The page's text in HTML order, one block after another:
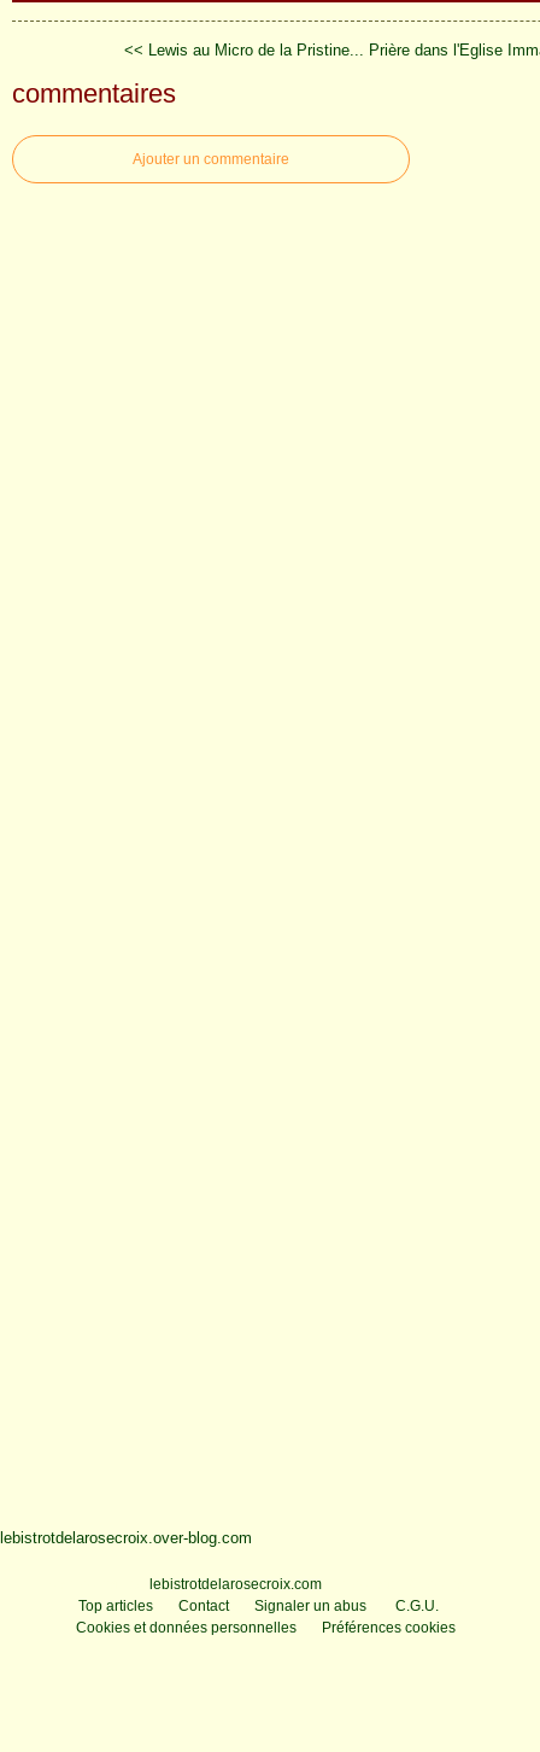
<< Lewis au Micro de la Pristine... Prière dans l'Eglise
commentaires
Ajouter un commentaire
lebistrotdelarosecroix.over-blog.com
lebistrotdelarosecroix.com
Top articles
Contact Signaler un abus
C.G.U.
Cookies et données personnelles
Préférences cookies